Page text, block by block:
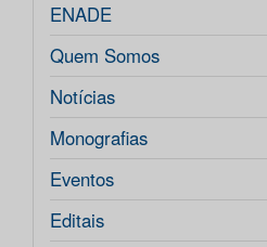
ENADE
Quem Somos
Notícias
Monografias
Eventos
Editais